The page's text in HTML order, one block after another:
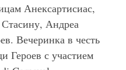
Анексартисиас,
Андреа
Вечеринка в честь
Героев с участием